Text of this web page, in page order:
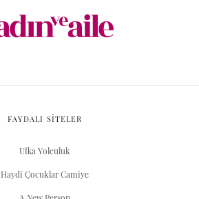
FAYDALI SİTELER
Ufka Yolculuk
Haydi Çocuklar Camiye